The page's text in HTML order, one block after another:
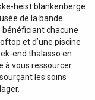
heist blankenberge
de la bande
bénéficiant chacune
et d’une piscine
end thalasso en
à vous ressourcer
les soins